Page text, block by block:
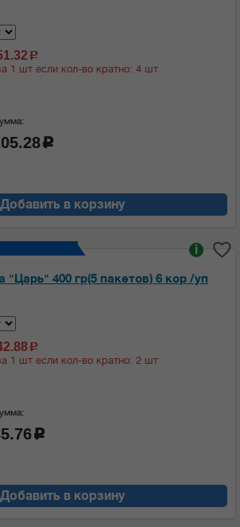
c
1 шт если кол-во кратно: 4 шт
c
Добавить в корзину
"Царь" 400 гр(5 пакетов) 6 кор /уп
i
c
1 шт если кол-во кратно: 2 шт
c
Добавить в корзину